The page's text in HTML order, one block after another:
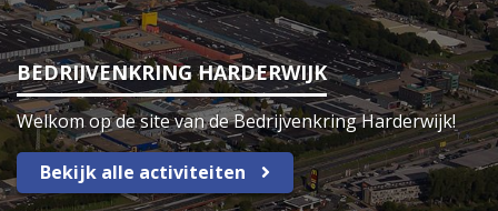
BEDRIJVENKRING HARDERWIJK
Welkom op de site van de Bedrijvenkring Harderwijk!
Bekijk alle activiteiten